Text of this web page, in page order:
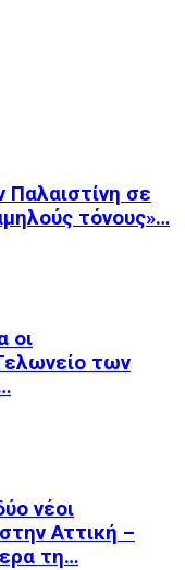
Παλαιστίνη σε
τόνους»…
οι
των
νέοι
Αττική –
τη…